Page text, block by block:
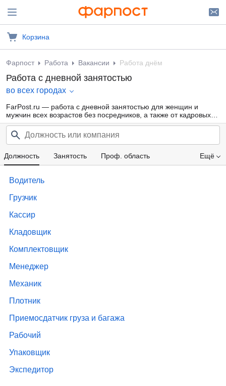
Корзина
Фарпост Работа Вакансии Работа днём
Работа с дневной занятостью
во всех городах
FarPost.ru — работа с дневной занятостью для женщин и
мужчин всех возрастов без посредников, а также от кадровых
агентств.
Ещё
Должность Занятость Проф. область
Образование
Водитель
Грузчик
Кассир
Кладовщик
Комплектовщик
Менеджер
Механик
Плотник
Приемосдатчик груза и багажа
Рабочий
Упаковщик
Экспедитор